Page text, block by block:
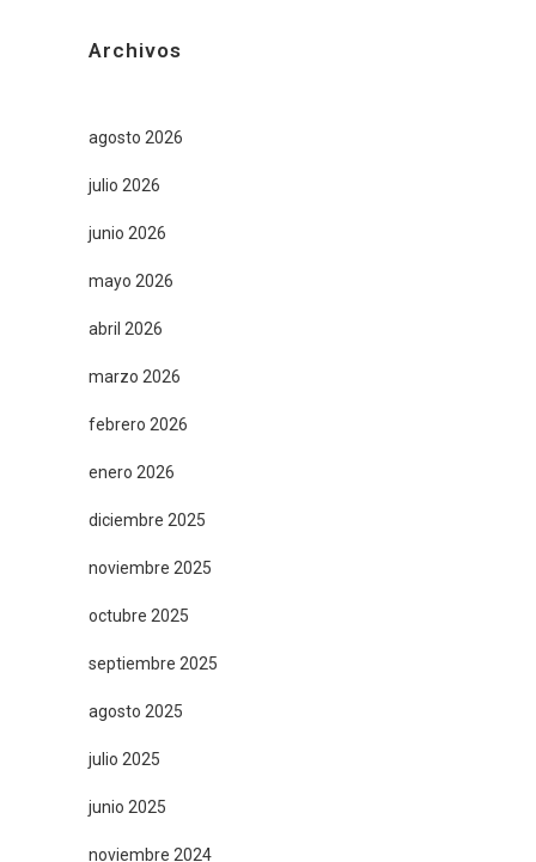
Archivos
agosto 2026
julio 2026
junio 2026
mayo 2026
abril 2026
marzo 2026
febrero 2026
enero 2026
diciembre 2025
noviembre 2025
octubre 2025
septiembre 2025
agosto 2025
julio 2025
junio 2025
noviembre 2024